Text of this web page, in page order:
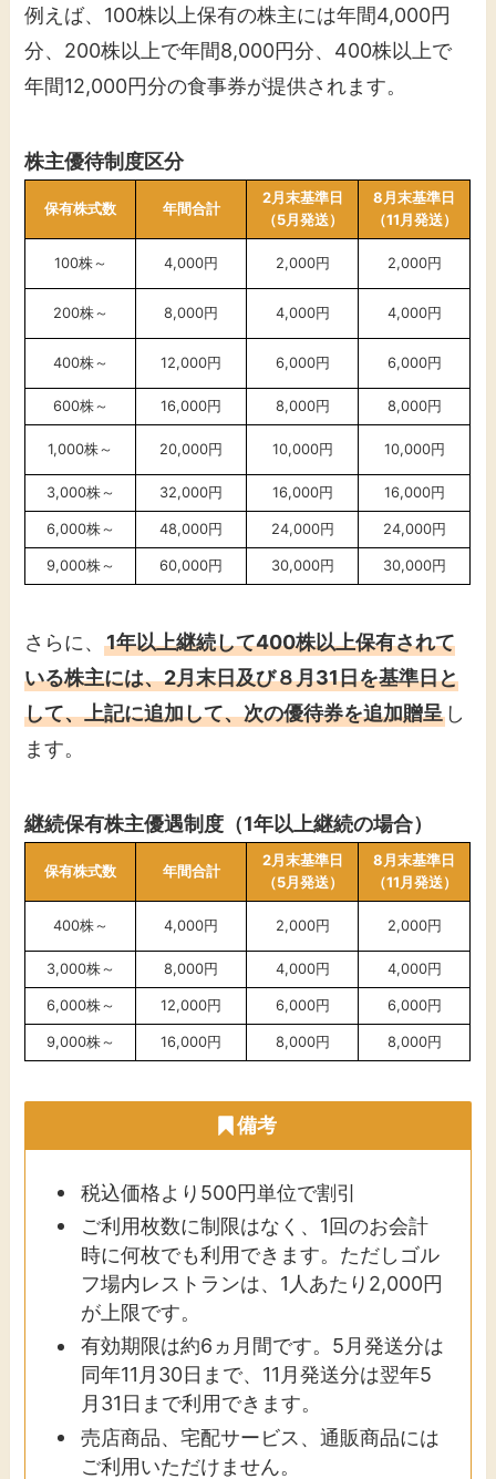
例えば、100株以上保有の株主には年間4,000円
分、200株以上で年間8,000円分、400株以上で
年間12,000円分の食事券が提供されます。
株主優待制度区分
保有株式数 年間合計
2月末基準日
（5月発送）
8月末基準日
（11月発送）
100株～ 4,000円 2,000円 2,000円
200株～ 8,000円 4,000円 4,000円
400株～ 12,000円 6,000円 6,000円
600株～ 16,000円 8,000円 8,000円
1,000株～ 20,000円 10,000円 10,000円
3,000株～ 32,000円 16,000円 16,000円
6,000株～ 48,000円 24,000円 24,000円
9,000株～ 60,000円 30,000円 30,000円
さらに、1年以上継続して400株以上保有されて
いる株主には、2月末日及び８月31日を基準日と
して、上記に追加して、次の優待券を追加贈呈 し
ます。
継続保有株主優遇制度（1年以上継続の場合）
保有株式数 年間合計
2月末基準日
（5月発送）
8月末基準日
（11月発送）
400株～ 4,000円 2,000円 2,000円
3,000株～ 8,000円 4,000円 4,000円
6,000株～ 12,000円 6,000円 6,000円
9,000株～ 16,000円 8,000円 8,000円
備考
税込価格より500円単位で割引
ご利用枚数に制限はなく、1回のお会計
時に何枚でも利用できます。ただしゴル
フ場内レストランは、1人あたり2,000円
が上限です。
有効期限は約6ヵ月間です。5月発送分は
同年11月30日まで、11月発送分は翌年5
月31日まで利用できます。
売店商品、宅配サービス、通販商品には
ご利用いただけません。